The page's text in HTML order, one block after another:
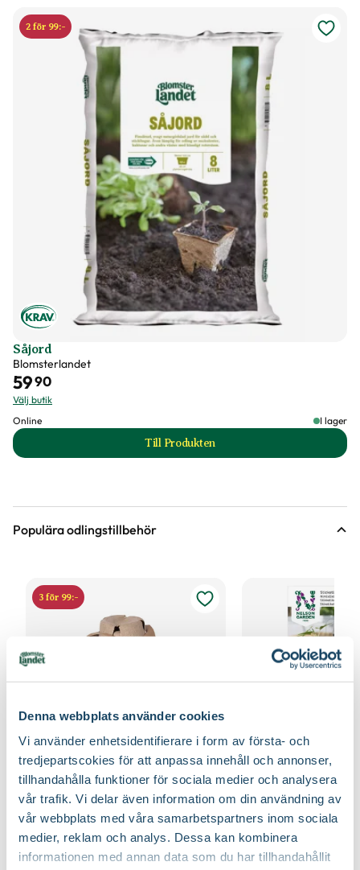
Denna webbplats använder cookies
Vi använder enhetsidentifierare i form av första- och
tredjepartscokies för att anpassa innehåll och annonser,
tillhandahålla funktioner för sociala medier och analysera
vår trafik. Vi delar även information om din användning av
vår webbplats med våra samarbetspartners inom sociala
medier, reklam och analys. Dessa kan kombinera
informationen med annan data som du har tillhandahållit
Blomfärg Gul, Orange, Purpur, Röd
Grön
Juli, Augusti, September
Förpackningsantal 7 st i förpackningen
Impecta
2 för 99:-
Såjord
Blomsterlandet
5990
Välj butik
Online
I lager
Till Produkten
till Såjord produktsida
Populära odlingstillbehör
3 för 99:-
Fiberpots / Fiberkruka
Nelson Garden
3990
Välj butik
Online
Fåtal i lager
Sticketikett färg
Nelson Garden
Välj butik
Online